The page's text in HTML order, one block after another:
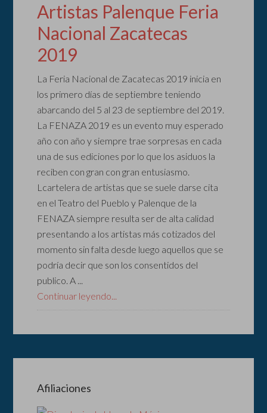
Artistas Palenque Feria
Nacional Zacatecas
2019
La Feria Nacional de Zacatecas 2019 inicia en
los primero días de septiembre teniendo
abarcando del 5 al 23 de septiembre del 2019.
La FENAZA 2019 es un evento muy esperado
año con año y siempre trae sorpresas en cada
una de sus ediciones por lo que los asiduos la
reciben con gran con gran entusiasmo.
Lcartelera de artistas que se suele darse cita
en el Teatro del Pueblo y Palenque de la
FENAZA siempre resulta ser de alta calidad
presentando a los artistas más cotizados del
momento sin falta desde luego aquellos que se
podría decir que son los consentidos del
publico. A ...
Continuar leyendo...
Afiliaciones